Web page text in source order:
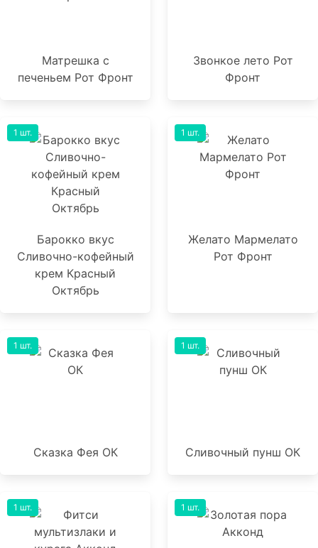
Матрешка с
печеньем Рот Фронт
Звонкое лето Рот
Фронт
Барокко вкус
Сливочно-кофейный
крем Красный
Октябрь
1 шт.
Желато Мармелато
Рот Фронт
1 шт.
Сказка Фея ОК
1 шт.
Сливочный пунш ОК
1 шт.
1 шт. 1 шт.